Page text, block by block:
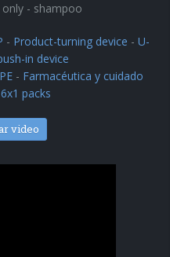
- shampoo
- Product-turning device - U-
in device
- Farmacéutica y cuidado
6x1 packs
video